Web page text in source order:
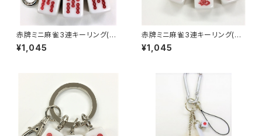
赤牌ミニ麻雀3連キーリング(赤
ウーソー アンコ）
¥1,045
赤牌ミニ麻雀3連キーリング(赤
ウーマン アンコ）
¥1,045